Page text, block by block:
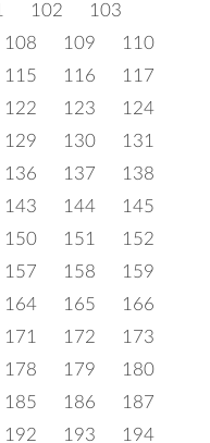
102
103
108 109
110
115 116
117
122 123
124
129 130
131
136 137
138
143 144
145
150 151
152
157 158
159
164 165
166
171 172
173
178 179
180
185 186
187
192 193
194